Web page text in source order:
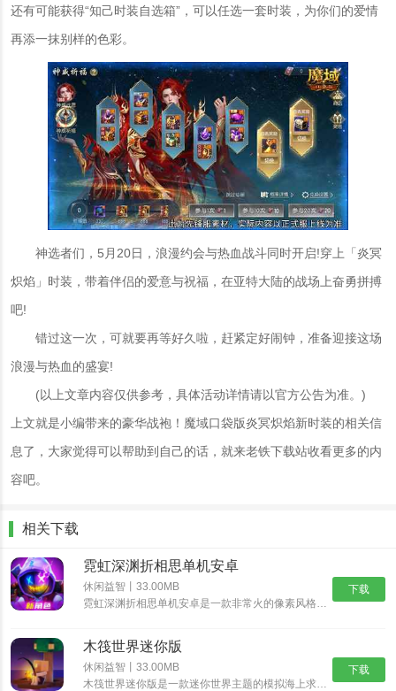
还有可能获得“知己时装自选箱”，可以任选一套时装，为你们的爱情
再添一抹别样的色彩。
神选者们，5月20日，浪漫约会与热血战斗同时开启!穿上「炎冥
炽焰」时装，带着伴侣的爱意与祝福，在亚特大陆的战场上奋勇拼搏
吧!
错过这一次，可就要再等好久啦，赶紧定好闹钟，准备迎接这场
浪漫与热血的盛宴!
(以上文章内容仅供参考，具体活动详情请以官方公告为准。)
上文就是小编带来的豪华战袍！魔域口袋版炎冥炽焰新时装的相关信
息了，大家觉得可以帮助到自己的话，就来老铁下载站收看更多的内
容吧。
相关下载
下载
霓虹深渊折相思单机安卓
休闲益智丨33.00MB
霓虹深渊折相思单机安卓是一款非常火的像素风格动作冒险游戏，经典的像素风格，制作精湛的游戏场景，搭配出色的游戏音乐，为玩家带来身临其境的动作冒险体验，丰富精彩的游戏剧情，多样化的挑战任务，沉浸式体验......
下载
木筏世界迷你版
休闲益智丨33.00MB
木筏世界迷你版是一款迷你世界主题的模拟海上求生游戏，在木筏世界迷你版中可以从一块小木筏开始，收集资源，探索岛屿，发现大陆，结识伙伴，开启更精彩的迷你冒险之旅。沉浸式的探索玩法，带给你新鲜互动乐趣。......